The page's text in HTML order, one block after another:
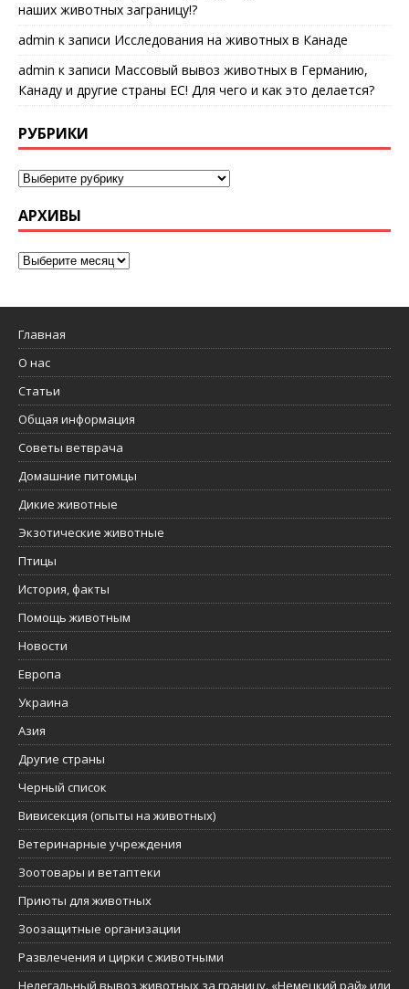
наших животных заграницу!?
admin к записи Исследования на животных в Канаде
admin к записи Массовый вывоз животных в Германию,
Канаду и другие страны ЕС! Для чего и как это делается?
РУБРИКИ
АРХИВЫ
Главная
О нас
Статьи
Общая информация
Советы ветврача
Домашние питомцы
Дикие животные
Экзотические животные
Птицы
История, факты
Помощь животным
Новости
Европа
Украина
Азия
Другие страны
Черный список
Вивисекция (опыты на животных)
Ветеринарные учреждения
Зоотовары и ветаптеки
Приюты для животных
Зоозащитные организации
Развлечения и цирки с животными
Нелегальный вывоз животных за границу. «Немецкий рай» или